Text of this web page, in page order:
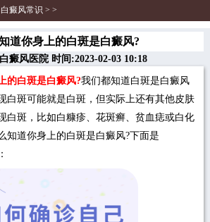
白癜风常识 > >
道你身上的白斑是白癜风?
癜风医院 时间:2023-02-03 10:18
的白斑是白癜风?我们都知道白斑是白癜风
白斑可能就是白斑，但实际上还有其他皮肤
白斑，比如白糠疹、花斑癣、贫血痣或白化
知道你身上的白斑是白癜风?下面是